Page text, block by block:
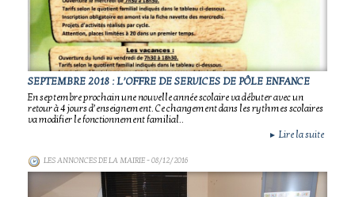
SEPTEMBRE 2018 : L’OFFRE DE SERVICES DE PÔLE ENFANCE
En septembre prochain une nouvelle année scolaire va débuter avec un
retour à 4 jours d’enseignement. Ce changement dans les rythmes scolaires
va modifier le fonctionnement familial..
► Lire la suite
LES ANNONCES DE LA MAIRIE- 08/12/2016